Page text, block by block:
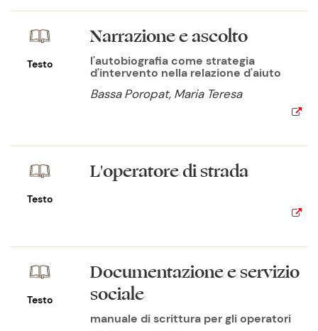
Testo
Narrazione e ascolto
l'autobiografia come strategia
d'intervento nella relazione d'aiuto
Bassa Poropat, Maria Teresa
Testo
L'operatore di strada
Testo
Documentazione e servizio
sociale
manuale di scrittura per gli operatori